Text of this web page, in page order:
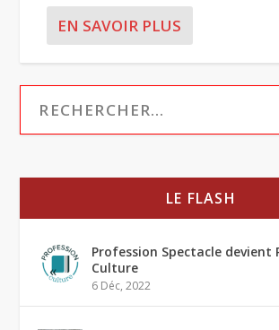
EN SAVOIR PLUS
LE FLASH
Profession Spectacle devient
Culture
6 Déc, 2022